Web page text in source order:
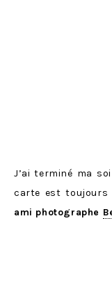
J’ai terminé ma
carte est toujours
ami photographe